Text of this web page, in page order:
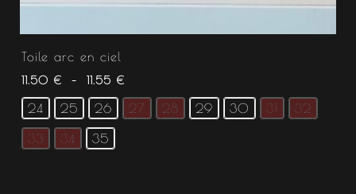
Toile arc en ciel
11.50 € – 11.55 €
24 25 26 27 28 29 30 31 32
33 34 35